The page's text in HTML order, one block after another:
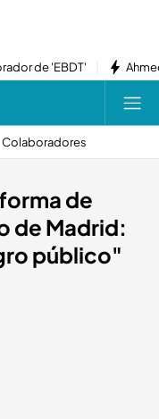
de 'EBDT'
Colaboradores
de
de Madrid:
público"